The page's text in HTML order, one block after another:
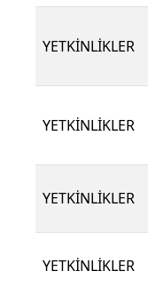
YETKİNLİKLER
YETKİNLİKLER
YETKİNLİKLER
YETKİNLİKLER